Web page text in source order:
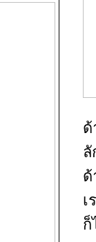
ด้
ลั
ด้
เ
ก็